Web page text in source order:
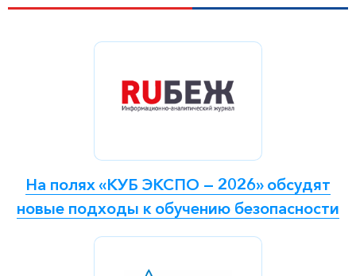
На полях «КУБ ЭКСПО — 2026» обсудят
новые подходы к обучению безопасности